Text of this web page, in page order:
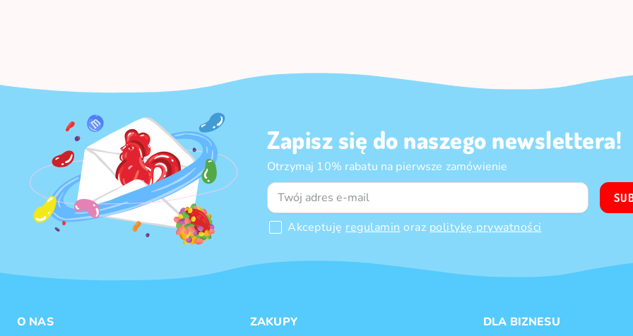
Zapisz się do naszego newslettera!
Otrzymaj 10% rabatu na pierwsze zamówienie
Akceptuję regulamin oraz politykę prywatności
O NAS ZAKUPY DLA BIZNESU